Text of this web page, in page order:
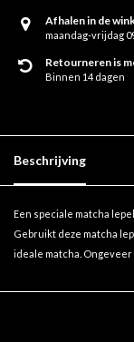
Afhalen in de
maandag-vrijdag
Retourneren is
Binnen 14 dagen
Beschrijving
Een speciale matcha
Gebruikt deze matcha
ideale matcha. Ongeveer